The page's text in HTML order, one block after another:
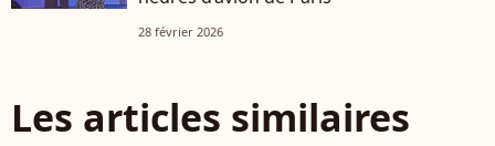
28 février 2026
Les articles similaires